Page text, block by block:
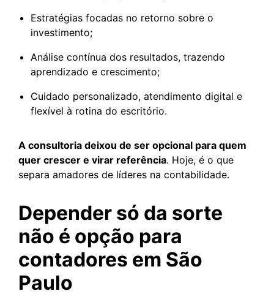
Estratégias focadas no retorno sobre o
investimento;
Análise contínua dos resultados, trazendo
aprendizado e crescimento;
Cuidado personalizado, atendimento digital e
flexível à rotina do escritório.
A consultoria deixou de ser opcional para quem
quer crescer e virar referência. Hoje, é o que
separa amadores de líderes na contabilidade.
Depender só da sorte
não é opção para
contadores em São
Paulo